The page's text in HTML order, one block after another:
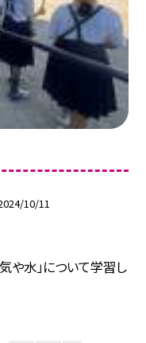
10/11
や水」について学習し